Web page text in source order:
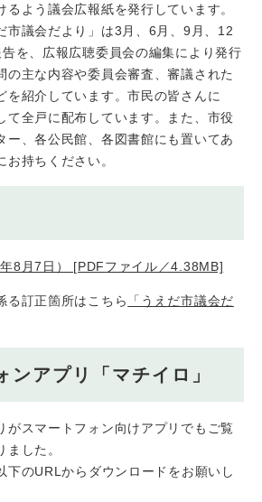
るよう議会広報紙を発行しています。
議会だより」は3月、6月、9月、12
を、広報広聴委員会の編集により発行
の主な内容や委員会審査、審議された
を紹介しています。市民の皆さんに
て全戸に配布しています。また、市役
ー、各公民館、各図書館にも置いてあ
お持ちください。
8月7日） [PDFファイル／4.38MB]
る訂正箇所はこちら
「うえだ市議会だ
ンアプリ「マチイロ」
スマートフォン向けアプリでもご覧
した。
のURLからダウンロードをお願いし